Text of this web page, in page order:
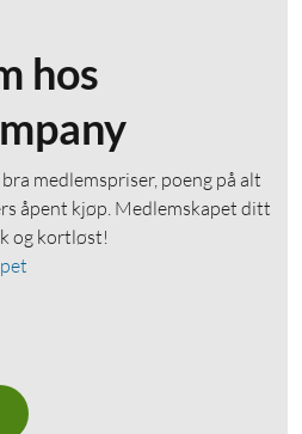
hos
medlemspriser, poeng på alt
åpent kjøp. Medlemskapet ditt
og kortløst!